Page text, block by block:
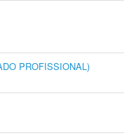
PROFISSIONAL)